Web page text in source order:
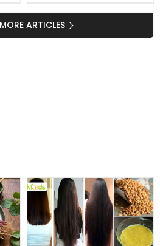
کی
جواب میں کیا انکشاف کیا؟
ARTICLES